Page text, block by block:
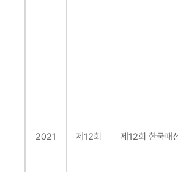
2021 제12회 제12회 한국패